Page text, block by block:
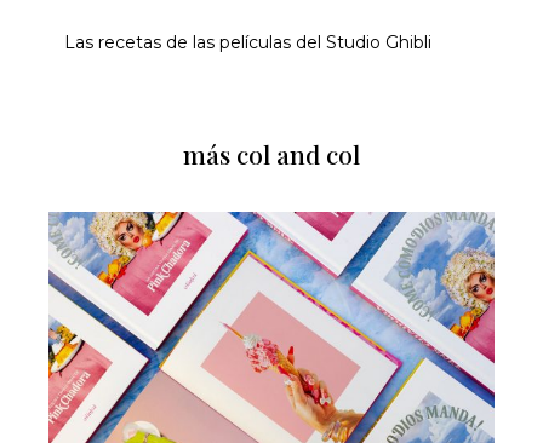
Las recetas de las películas del Studio Ghibli
más col and col